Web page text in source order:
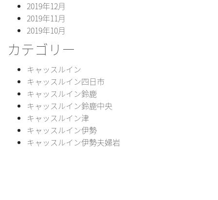
2019年12月
2019年11月
2019年10月
カテゴリー
キャッスルイン
キャッスルイン四日市
キャッスルイン鈴鹿
キャッスルイン鈴鹿中央
キャッスルイン津
キャッスルイン伊勢
キャッスルイン伊勢夫婦岩